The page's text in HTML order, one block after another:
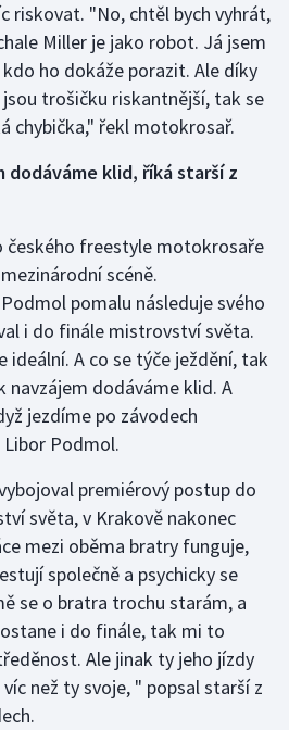
riskovat. "No, chtěl bych vyhrát,
Miller je jako robot. Já jsem
ho dokáže porazit. Ale díky
trošičku riskantnější, tak se
chybička," řekl motokrosař.
dodáváme klid, říká starší z
českého freestyle motokrosaře
scéně.
pomalu následuje svého
i do finále mistrovství světa.
ideální. A co se týče ježdění, tak
navzájem dodáváme klid. A
jezdíme po závodech
Podmol.
premiérový postup do
světa, v Krakově nakonec
mezi oběma bratry funguje,
společně a psychicky se
se o bratra trochu starám, a
i do finále, tak mi to
Ale jinak ty jeho jízdy
než ty svoje, " popsal starší z